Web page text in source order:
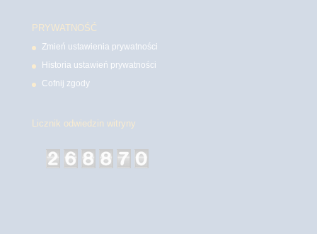
PRYWATNOŚĆ
Zmień ustawienia prywatności
Historia ustawień prywatności
Cofnij zgody
Licznik odwiedzin witryny